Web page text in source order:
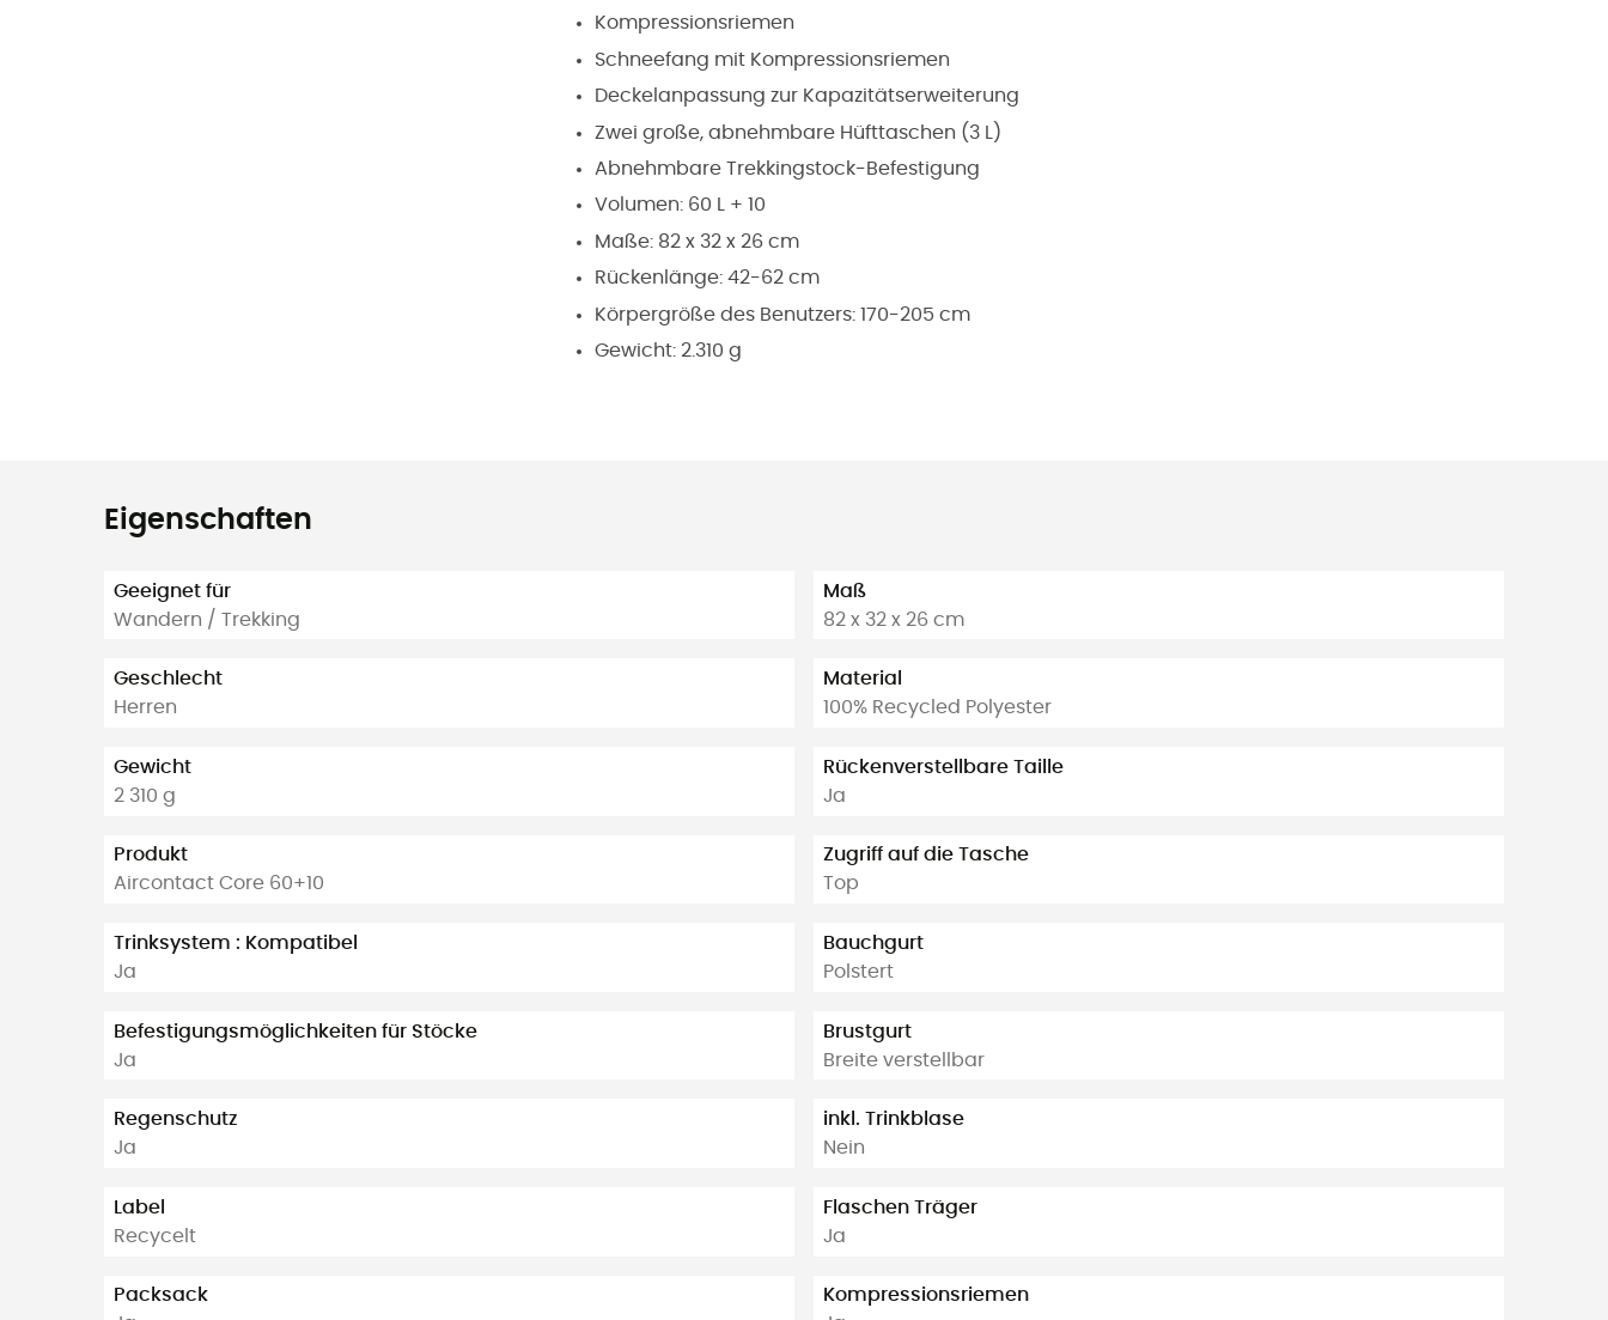
Kompressionsriemen
Schneefang mit Kompressionsriemen
Deckelanpassung zur Kapazitätserweiterung
Zwei große, abnehmbare Hüfttaschen (3 L)
Abnehmbare Trekkingstock-Befestigung
Volumen: 60 L + 10
Maße: 82 x 32 x 26 cm
Rückenlänge: 42-62 cm
Körpergröße des Benutzers: 170-205 cm
Gewicht: 2.310 g
Eigenschaften
Geeignet für
Wandern / Trekking
Geschlecht
Herren
Gewicht
2 310 g
Produkt
Aircontact Core 60+10
Trinksystem : Kompatibel
Ja
Befestigungsmöglichkeiten für Stöcke
Ja
Regenschutz
Ja
Label
Recycelt
Packsack
Maß
82 x 32 x 26 cm
Material
100% Recycled Polyester
Rückenverstellbare Taille
Ja
Zugriff auf die Tasche
Top
Bauchgurt
Polstert
Brustgurt
Breite verstellbar
inkl. Trinkblase
Nein
Flaschen Träger
Ja
Kompressionsriemen